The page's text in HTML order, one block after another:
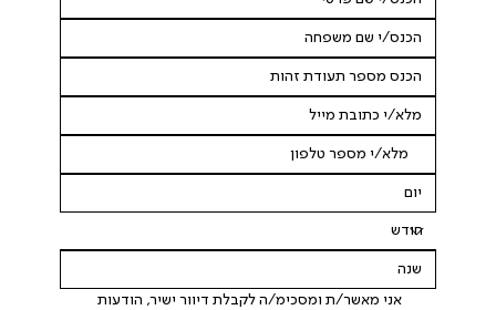
אני מאשר/ת ומסכימ/ה לקבלת דיוור ישיר, הודעות